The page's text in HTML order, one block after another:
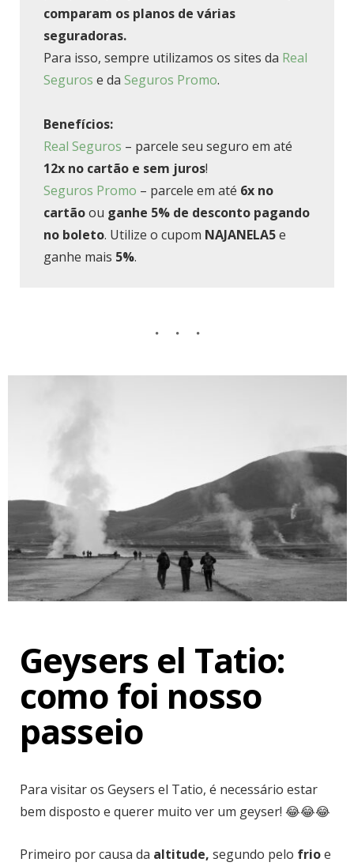
comparam os planos de várias
seguradoras.
Para isso, sempre utilizamos os sites da Real
Seguros e da Seguros Promo.
Benefícios:
Real Seguros – parcele seu seguro em até
12x no cartão e sem juros!
Seguros Promo – parcele em até 6x no
cartãoou ganhe 5% de desconto pagando
no boleto. Utilize o cupom NAJANELA5e
ganhe mais 5%.
Geysers el Tatio:
como foi nosso
passeio
Para visitar os Geysers el Tatio, é necessário estar
bem disposto e querer muito ver um geyser! 😂😂😂
Primeiro por causa da altitude, segundo pelo frioe